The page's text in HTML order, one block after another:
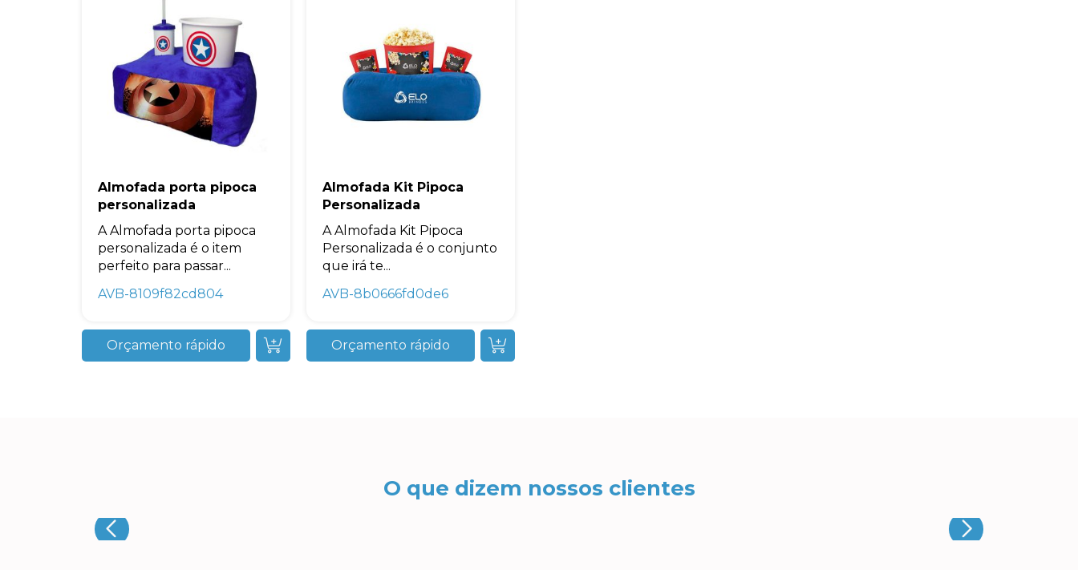
Almofada porta pipoca
personalizada
A Almofada porta pipoca
personalizada é o item
perfeito para passar...
AVB-8109f82cd804
Orçamento rápido
Almofada Kit Pipoca
Personalizada
A Almofada Kit Pipoca
Personalizada é o conjunto
que irá te...
AVB-8b0666fd0de6
Orçamento rápido
O que dizem nossos clientes